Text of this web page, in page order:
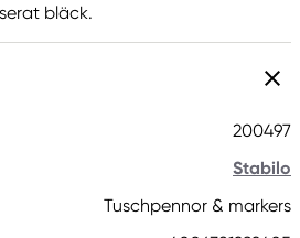
bläck.
200497
Stabilo
Tuschpennor & markers